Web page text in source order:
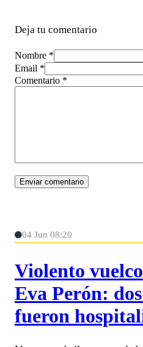
Deja tu comentario
Nombre *
Email *
Comentario *
04 Jun 08:20
Violento
Eva Perón:
fueron